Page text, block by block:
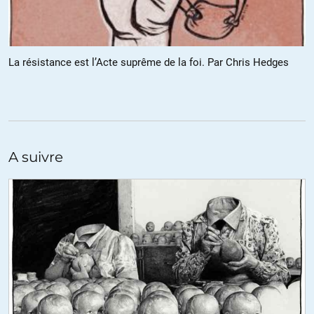
torturé et éxécuté comme d’autres, les communistes français
inscrits au PC algérien au nom de la liberté égalité fraternité ont
lourdement payé.
Je ne connaissais pas le le code de nationalité plaçant la religion
comme condition nécessaire mais on s’éloigne des 3 concepts
R.C.//05.02.2019 à 08h59
Ça n’exonère en rien des comportements troubles des
« libérateurs ». Qui se souvient comment le FLN a liquidé, très
rapidement, dès avant 1962, toutes les organisations
concurrentes (et, bien évidemment, leurs militants) pour établir sa
suprématie ?
+15 ALERTER
La résistance est l’Acte suprême de la foi. Par Chris Hedges
A suivre